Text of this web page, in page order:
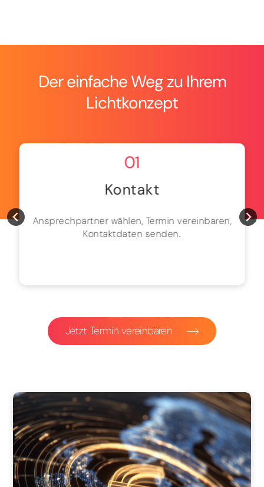
Der einfache Weg zu Ihrem
Lichtkonzept
01
Kontakt
Ansprechpartner wählen, Termin vereinbaren,
Kontaktdaten senden.
Jetzt Termin vereinbaren